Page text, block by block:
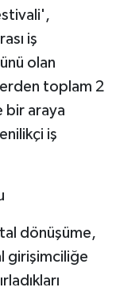
iş
olan
toplam 2
bir araya
iş
dönüşüme,
girişimciliğe